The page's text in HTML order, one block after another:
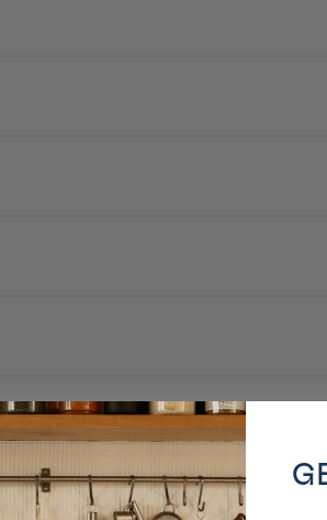
la sélection des matières premières à la
avec exigence, sont préparés avec
ouverture : conserver au frais.
de riz, alcool, arôme, colorant (vitamine